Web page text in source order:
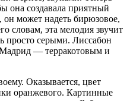
она создавала приятный
может надеть бирюзовое,
словам, эта мелодия звучит
просто серыми. Лиссабон
— терракотовым и
Оказывается, цвет
оранжевого. Картинные